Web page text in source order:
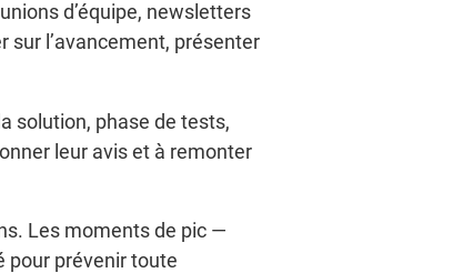
d’équipe, newsletters
l’avancement, présenter
solution, phase de tests,
leur avis et à remonter
Les moments de pic —
pour prévenir toute